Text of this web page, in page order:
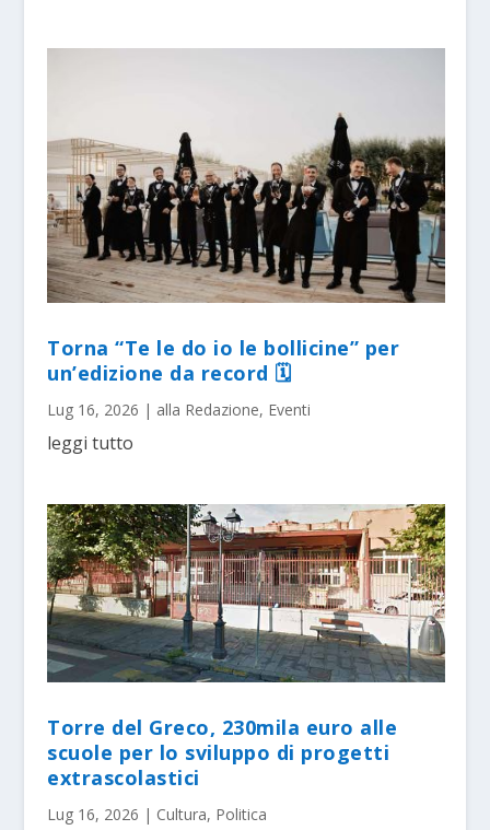
Torna “Te le do io le bollicine” per
un’edizione da record 🗓
Lug 16, 2026 | alla Redazione, Eventi
leggi tutto
Torre del Greco, 230mila euro alle
scuole per lo sviluppo di progetti
extrascolastici
Lug 16, 2026 | Cultura, Politica